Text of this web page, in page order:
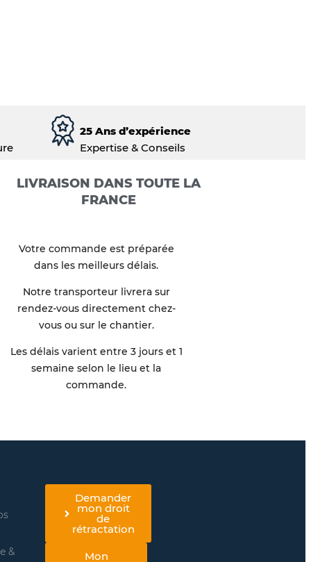
25 Ans d’expérience
Expertise & Conseils
LIVRAISON DANS TOUTE LA
FRANCE
Votre commande est préparée
dans les meilleurs délais.
Notre transporteur livrera sur
rendez-vous directement chez-
vous ou sur le chantier.
Les délais varient entre 3 jours et 1
semaine selon le lieu et la
commande.
&
Demander
mon droit
de
rétractation
Mon